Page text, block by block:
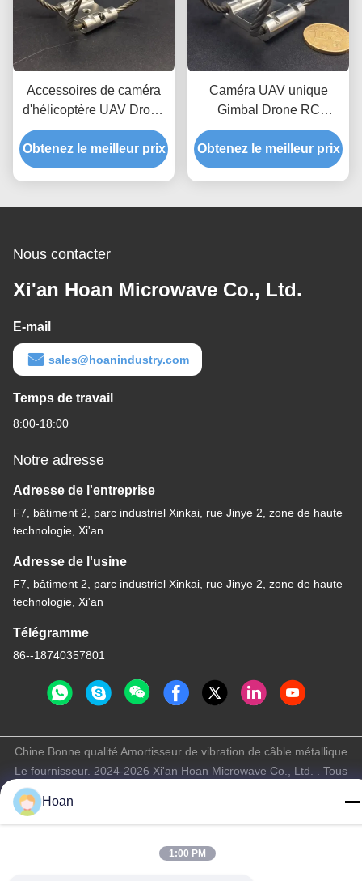
Accessoires de caméra
d'hélicoptère UAV Drone
stabilisateur de choc
isolation contre les
vibrations GR4-13D-A
Obtenez le meilleur prix
Caméra UAV unique
Gimbal Drone RC
Stabilisateur de voiture
Isolation contre les chocs
vibratoires GR4 Isolateur
Obtenez le meilleur prix
Nous contacter
Xi'an Hoan Microwave Co., Ltd.
E-mail
sales@hoanindustry.com
Temps de travail
8:00-18:00
Notre adresse
Adresse de l'entreprise
F7, bâtiment 2, parc industriel Xinkai, rue Jinye 2, zone de haute
technologie, Xi'an
Adresse de l'usine
F7, bâtiment 2, parc industriel Xinkai, rue Jinye 2, zone de haute
technologie, Xi'an
Télégramme
86--18740357801
Chine Bonne qualité Amortisseur de vibration de câble métallique
Le fournisseur. 2024-2026 Xi'an Hoan Microwave Co., Ltd. . Tous
Hoan
1:00 PM